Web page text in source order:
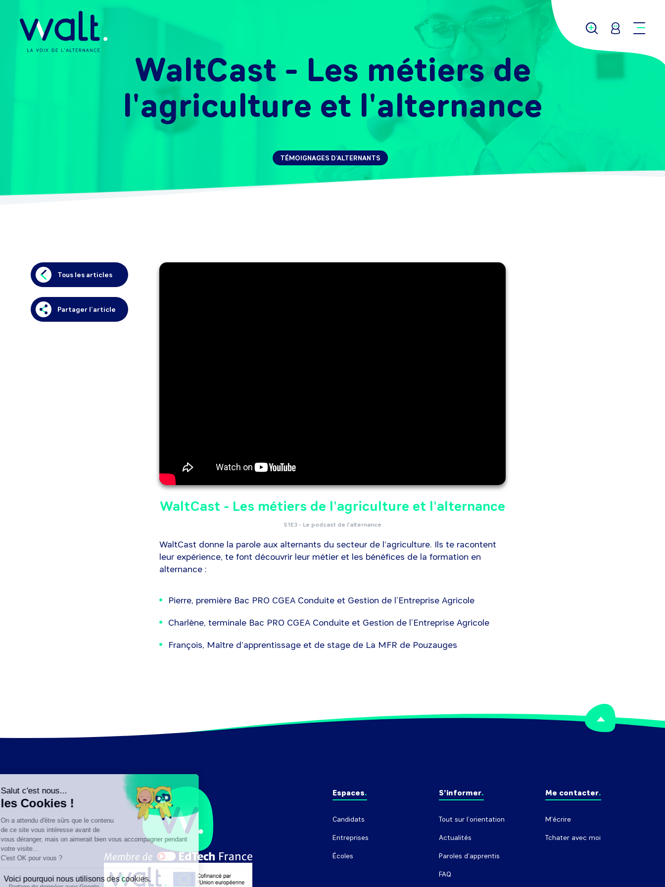
WaltCast - Les métiers de
l'agriculture et l'alternance
TÉMOIGNAGES D'ALTERNANTS
Tous les articles
Partager l’article
WaltCast - Les métiers de l'agriculture et l'alternance
S1E3 - Le podcast de l'alternance
WaltCast donne la parole aux alternants du secteur de l'agriculture. Ils te racontent
leur expérience, te font découvrir leur métier et les bénéfices de la formation en
alternance :
Pierre, première Bac PRO CGEA Conduite et Gestion de l’Entreprise Agricole
Charlène, terminale Bac PRO CGEA Conduite et Gestion de l’Entreprise Agricole
François, Maître d'apprentissage et de stage de La MFR de Pouzauges
Espaces
Candidats
Entreprises
Écoles
S’informer
Tout sur l’orientation
Actualités
Paroles d'apprentis
FAQ
Me contacter
M'écrire
Tchater avec moi